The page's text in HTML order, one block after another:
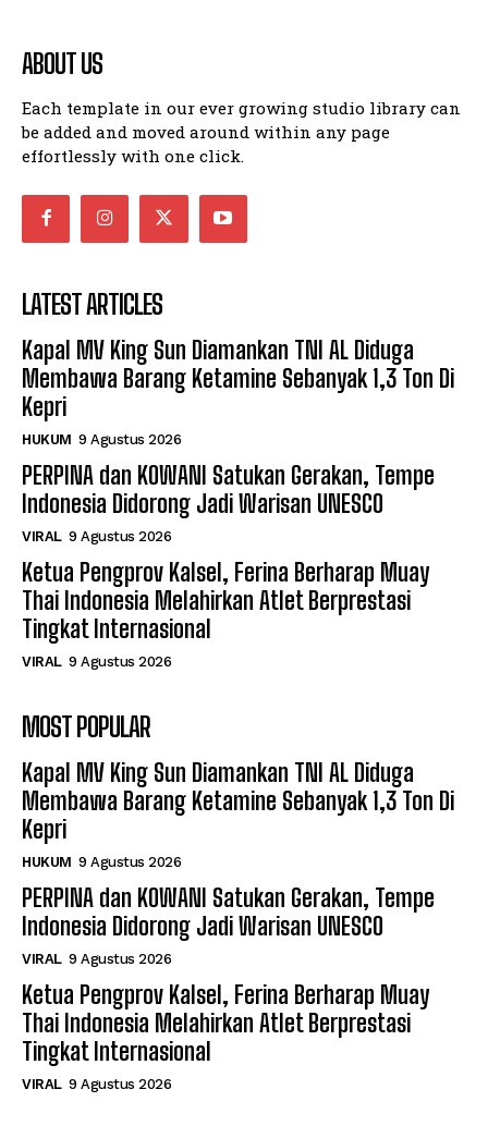
ABOUT US
Each template in our ever growing studio library can
be added and moved around within any page
effortlessly with one click.
LATEST ARTICLES
Kapal MV King Sun Diamankan TNI AL Diduga
Membawa Barang Ketamine Sebanyak 1,3 Ton Di
Kepri
HUKUM 9 Agustus 2026
PERPINA dan KOWANI Satukan Gerakan, Tempe
Indonesia Didorong Jadi Warisan UNESCO
VIRAL 9 Agustus 2026
Ketua Pengprov Kalsel, Ferina Berharap Muay
Thai Indonesia Melahirkan Atlet Berprestasi
Tingkat Internasional
VIRAL 9 Agustus 2026
MOST POPULAR
Kapal MV King Sun Diamankan TNI AL Diduga
Membawa Barang Ketamine Sebanyak 1,3 Ton Di
Kepri
HUKUM 9 Agustus 2026
PERPINA dan KOWANI Satukan Gerakan, Tempe
Indonesia Didorong Jadi Warisan UNESCO
VIRAL 9 Agustus 2026
Ketua Pengprov Kalsel, Ferina Berharap Muay
Thai Indonesia Melahirkan Atlet Berprestasi
Tingkat Internasional
VIRAL 9 Agustus 2026